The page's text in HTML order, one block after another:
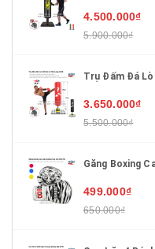
4.500.000₫
5.900.000₫
Trụ Đấm Đá Lò
3.650.000₫
5.500.000₫
Găng Boxing
499.000₫
650.000₫